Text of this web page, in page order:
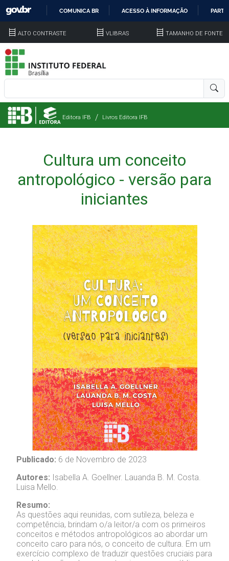
COMUNICA BR ACESSO À INFORMAÇÃO
ALTO CONTRASTE VLIBRAS TAMANHO DE FONTE
Editora IFB Livros Editora IFB
Cultura um conceito
antropológico - versão para
iniciantes
Publicado: 6 de Novembro de 2023
Autores: Isabella A. Goellner. Lauanda B. M. Costa.
Luisa Mello.
Resumo:
As questões aqui reunidas, com sutileza, beleza e
competência, brindam o/a leitor/a com os primeiros
conceitos e métodos antropológicos ao abordar um
conceito caro para nós, o conceito de cultura. Em um
exercício complexo de traduzir questões cruciais para